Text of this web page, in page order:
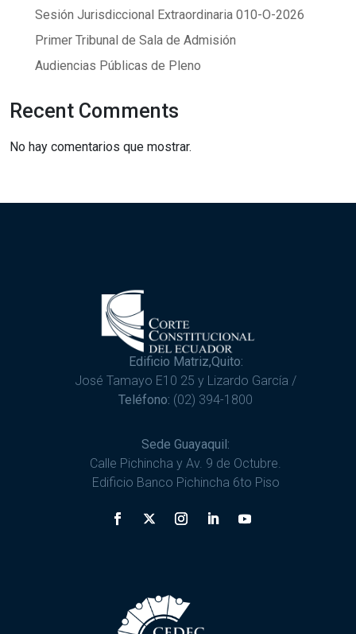
Sesión Jurisdiccional Extraordinaria 010-O-2026
Primer Tribunal de Sala de Admisión
Audiencias Públicas de Pleno
Recent Comments
No hay comentarios que mostrar.
Edificio Matriz,Quito:
José Tamayo E10 25 y Lizardo García /
Teléfono: (02) 394-1800
Sede Guayaquil:
Calle Pichincha y Av. 9 de Octubre.
Edificio Banco Pichincha 6to Piso